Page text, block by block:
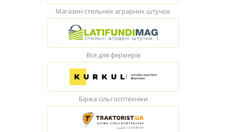
Магазин стильних аграрних штучок
Все для фермерів
Біржа сільгосптехніки